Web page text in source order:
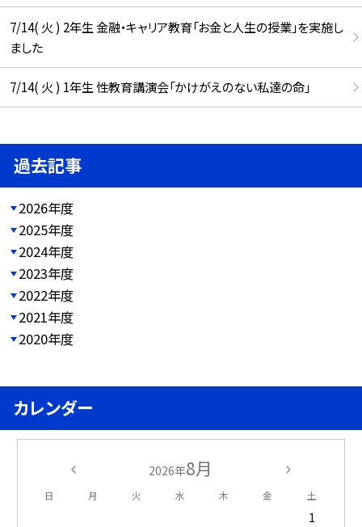
7/14( 火 ) 2年生 金融・キャリア教育「お金と人生の授業」を実施し
ました
7/14( 火 ) 1年生 性教育講演会「かけがえのない私達の命」
過去記事
2026年度
2025年度
2024年度
2023年度
2022年度
2021年度
2020年度
カレンダー
2026年8月
日 月 火 水 木 金 土
1